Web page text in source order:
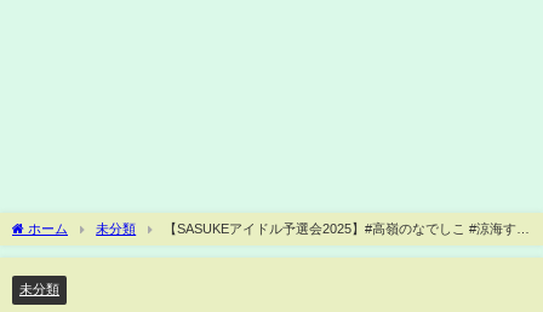
ホーム 未分類
【SASUKEアイドル予選会2025】#高嶺のなでしこ #涼海すう
の意気込みは？ #橋本桃呼 も応援に駆けつけます！【決戦は8月13日(水)】
未分類